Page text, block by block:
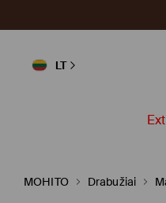
LT
MOHITO Drabužiai